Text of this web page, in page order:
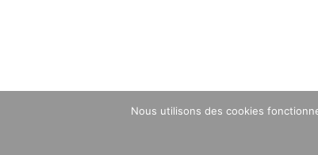
Nous utilisons des cookies